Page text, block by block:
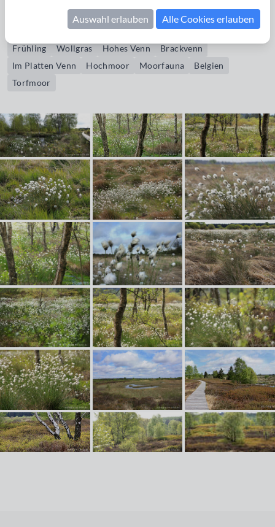
Eriophorum Mai Venn
Wattebäusche
Gras moorig Panorama
Panoramafoto
Frühling
Wollgras Hohes Venn
Brackvenn
Im Platten Venn
Hochmoor Moorfauna
Belgien
Torfmoor
Auswahl erlauben Alle Cookies erlauben